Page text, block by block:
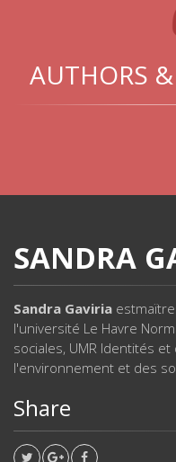
AUTHORS
SANDRA
Sandra Gaviria
l'université Le Havre
sociales, UMR Identités
l'environnement et des
Share